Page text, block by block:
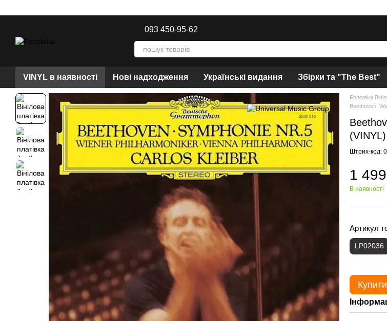
093 450-95-62
VINYL в наявності Нові надходження Українські видання Збірки та "The Best"
Fonoteka
Beethoven,
Штрих-код:
1
В наявності
Артикул
LP02036
Купити